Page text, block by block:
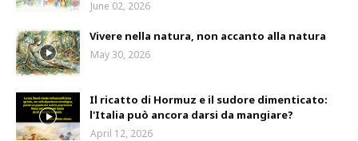
June 02, 2026
Vivere nella natura, non accanto alla natura
May 30, 2026
Il ricatto di Hormuz e il sudore dimenticato:
l'Italia può ancora darsi da mangiare?
April 12, 2026